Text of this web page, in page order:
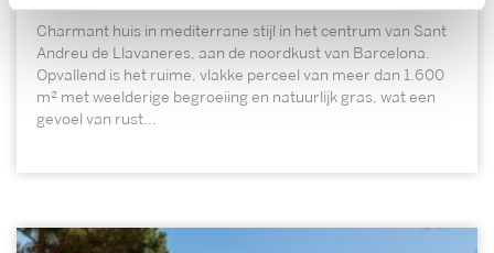
Charmant huis in mediterrane stijl in het centrum van Sant
Andreu de Llavaneres, aan de noordkust van Barcelona.
Opvallend is het ruime, vlakke perceel van meer dan 1.600
m² met weelderige begroeiing en natuurlijk gras, wat een
gevoel van rust...